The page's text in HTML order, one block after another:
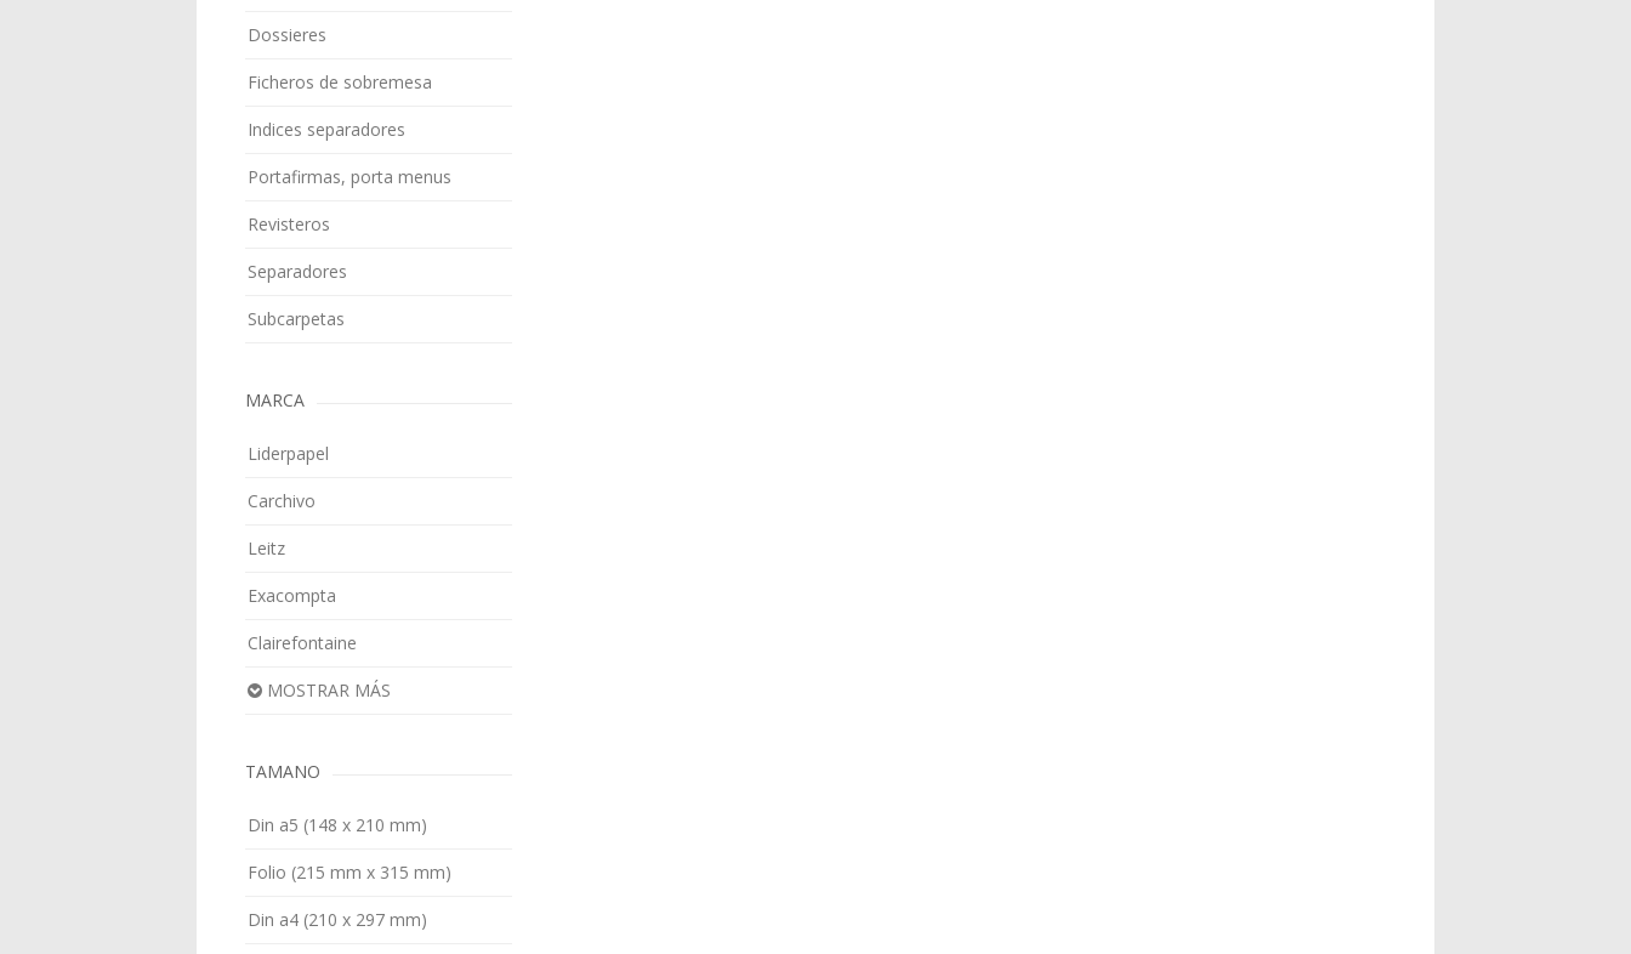
Dossieres
Ficheros de sobremesa
Indices separadores
Portafirmas, porta menus
Revisteros
Separadores
Subcarpetas
MARCA
Liderpapel
Carchivo
Leitz
Exacompta
Clairefontaine
MOSTRAR MÁS
TAMANO
Din a5 (148 x 210 mm)
Folio (215 mm x 315 mm)
Din a4 (210 x 297 mm)